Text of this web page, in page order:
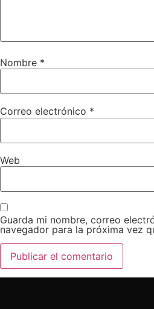
Nombre *
Correo electrónico *
Web
Guarda mi nombre, correo
navegador para la próxima vez